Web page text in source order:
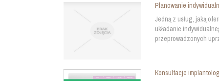
Planowanie
Jedną z usług, jaką
układanie
przeprowadzonych
Konsultacje